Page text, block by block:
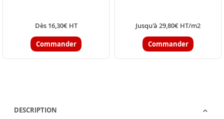
Dès 16,30€ HT
Commander
Jusqu'à 29,80€ HT/m2
Commander
DESCRIPTION